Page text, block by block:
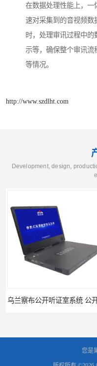
在数据处理性能上，一
速对采集到的音视频数
时，处理审讯过程中
示等，确保整个审讯流
等情况。​
http://www.szdlht.com
Development, design,
乌兰察布公开听证室系统 公
您是